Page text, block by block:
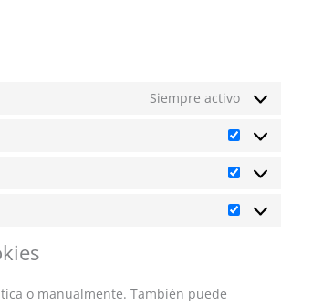
Siempre activo
Preferencias
Estadísticas
Marketing
o manualmente. También puede